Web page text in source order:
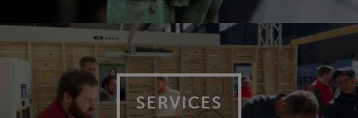
SERVICES